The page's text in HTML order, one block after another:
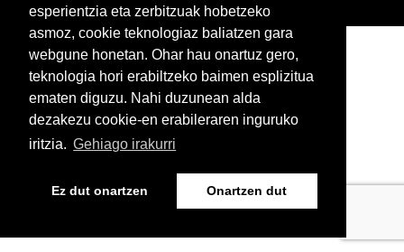
www.lab.eus
Euskera
esperientzia eta zerbitzuak hobetzeko
asmoz, cookie teknologiaz baliatzen gara
webgune honetan. Ohar hau onartuz gero,
teknologia hori erabiltzeko baimen esplizitua
ematen diguzu. Nahi duzunean alda
dezakezu cookie-en erabileraren inguruko
iritzia. Gehiago irakurri
Ez dut onartzen Onartzen dut